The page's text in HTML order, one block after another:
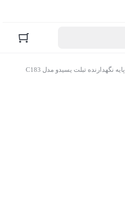
پایه نگهدارنده تبلت یسیدو مدل C183